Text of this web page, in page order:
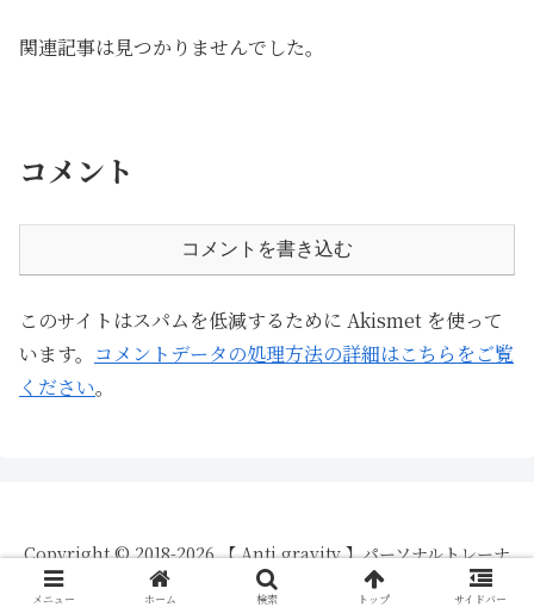
関連記事は見つかりませんでした。
コメント
コメントを書き込む
このサイトはスパムを低減するために Akismet を使って
います。 コメントデータの処理方法の詳細はこちらをご覧
ください。
Copyright © 2018-2026 【 Anti gravity 】パーソナルトレーナ
ーが教える脱初心者向け身体づくりBlog All Rights Reserved.
メニュー ホーム 検索 トップ サイドバー